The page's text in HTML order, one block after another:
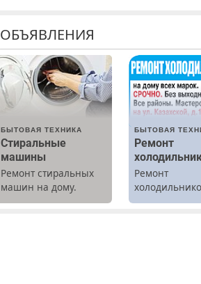
ОБЪЯВЛЕНИЯ
БЫТОВАЯ ТЕХНИКА
Стиральные
машины
Ремонт стиральных
машин на дому.
Выезд и диагностика
БЫТОВАЯ
Ремонт
Ремонт
марок на